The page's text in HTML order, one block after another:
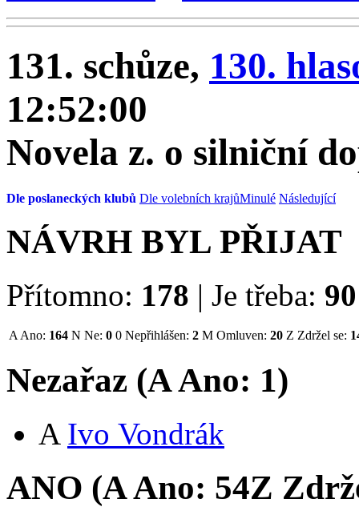
131. schůze, 130.
12:52:00
Novela z. o silniční
Dle poslaneckých klubů Dle volebních krajůMinulé Následující
NÁVRH BYL PŘIJAT
Přítomno: 178 | Je třeba: 90
A Ano: 164 N Ne: 0 0 Nepřihlášen: 2 M Omluven: 20 Z Zdržel se:
Nezařaz (AAno: 1)
A Ivo Vondrák
ANO (AAno: 54Z